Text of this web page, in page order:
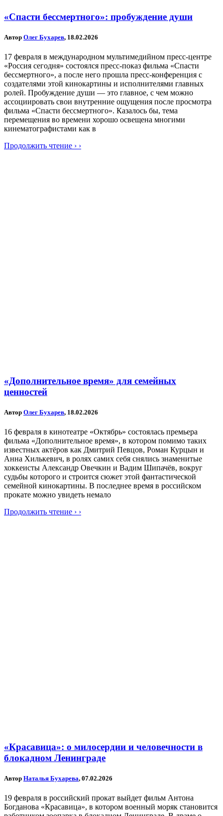
«Спасти бессмертного»: пробуждение души
Автор Олег Бухарев, 18.02.2026
17 февраля в международном мультимедийном пресс-центре
«Россия сегодня» состоялся пресс-показ фильма «Спасти
бессмертного», а после него прошла пресс-конференция с
создателями этой кинокартины и исполнителями главных
ролей. Пробуждение души — это главное, с чем можно
ассоциировать свои внутренние ощущения после просмотра
фильма «Спасти бессмертного». Казалось бы, тема
перемещения во времени хорошо освещена многими
кинематографистами как в
Продолжить чтение › ›
«Дополнительное время» для семейных
ценностей
Автор Олег Бухарев, 18.02.2026
16 февраля в кинотеатре «Октябрь» состоялась премьера
фильма «Дополнительное время», в котором помимо таких
известных актёров как Дмитрий Певцов, Роман Курцын и
Анна Хилькевич, в ролях самих себя снялись знаменитые
хоккеисты Александр Овечкин и Вадим Шипачёв, вокруг
судьбы которого и строится сюжет этой фантастической
семейной кинокартины. В последнее время в российском
прокате можно увидеть немало
Продолжить чтение › ›
«Красавица»: о милосердии и человечности в
блокадном Ленинграде
Автор Наталья Бухарева, 07.02.2026
19 февраля в российский прокат выйдет фильм Антона
Богданова «Красавица», в котором военный моряк становится